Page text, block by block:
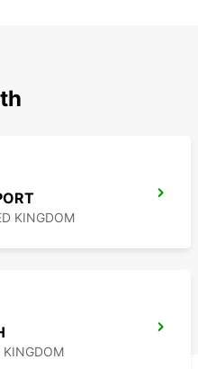
KINGDOM
KINGDOM